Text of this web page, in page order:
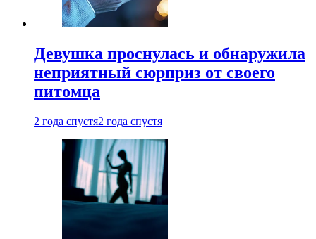
Девушка проснулась и обнаружила
неприятный сюрприз от своего
питомца
2 года спустя2 года спустя